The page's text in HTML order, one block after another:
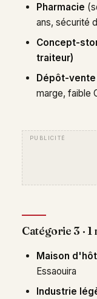
Pharmacie
ans, sécurité
Concept-
traiteur)
Dépôt-
marge, faible
Catégorie 3 ·
Maison
Essaouira
Industrie